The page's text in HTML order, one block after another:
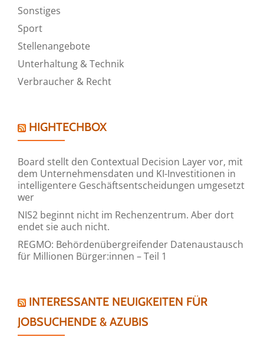
Sonstiges
Sport
Stellenangebote
Unterhaltung & Technik
Verbraucher & Recht
HIGHTECHBOX
Board stellt den Contextual Decision Layer vor, mit
dem Unternehmensdaten und KI-Investitionen in
intelligentere Geschäftsentscheidungen umgesetzt
wer
NIS2 beginnt nicht im Rechenzentrum. Aber dort
endet sie auch nicht.
REGMO: Behördenübergreifender Datenaustausch
für Millionen Bürger:innen – Teil 1
INTERESSANTE NEUIGKEITEN FÜR
JOBSUCHENDE & AZUBIS